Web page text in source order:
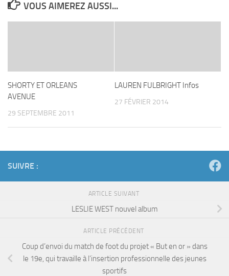
VOUS AIMEREZ AUSSI...
SHORTY ET ORLEANS
AVENUE
29 SEPTEMBRE 2011
LAUREN FULBRIGHT Infos
27 FÉVRIER 2014
SUIVRE :
ARTICLE SUIVANT
LESLIE WEST nouvel album
ARTICLE PRÉCÉDENT
Coup d’envoi du match de foot du projet « But en or » dans
le 19e, qui travaille à l’insertion professionnelle des jeunes
sportifs